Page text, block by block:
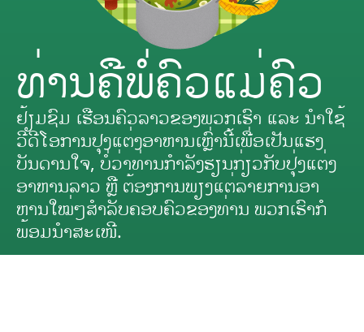
ທ່ານຄືພໍ່ຄົວແມ່ຄົວ
ຢ້ຽມຊົມ ເຮືອນຄົວລາວຂອງພວກເຮົາ ແລະ ນຳໃຊ້
ວີດີໂອການປຸງແຕ່ງອາຫານເຫຼົ່ານີ້ເພື່ອເປັນແຮງ
ບັນດານໃຈ, ບໍ່ວ່າທ່ານກຳລັງຮຽນກ່ຽວກັບປຸ່ງແຕ່ງ
ອາຫານລາວ ຫຼື ຕ້ອງການພຽງແຕ່ລາຍການອາ
ຫານໃໝ່ໆສຳລັບຄອບຄົວຂອງທ່ານ ພວກເຮົາກໍ
ພ້ອມນຳສະເໜີ.